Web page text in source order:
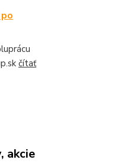
čítať
akcie